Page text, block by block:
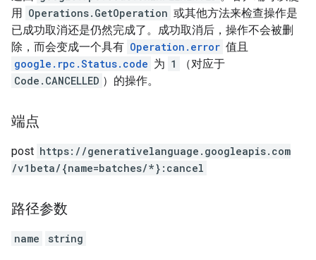
用 Operations.GetOperation 或其他方法来检查操作是
已成功取消还是仍然完成了。成功取消后，操作不会被删
除，而会变成一个具有 Operation.error 值且
google.rpc.Status.code 为 1
（对应于
Code.CANCELLED ）的操作。
端点
post https: / /generativelanguage.googleapis.com
/v1beta/{name=batches/*}:cancel
路径参数
name string